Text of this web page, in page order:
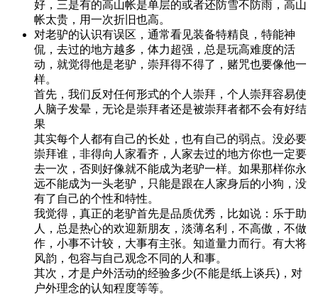
好，三是有的高山帐是单层的或者还防雪不防雨，高山
帐太贵，用一次折旧也高。
对老驴的认识有误区，通常看见装备特精良，特能神
侃，去过的地方越多，体力超强，总是玩高难度的活
动，就觉得他是老驴，崇拜得不得了，赌咒也要像他一
样。
首先，我们反对任何形式的个人崇拜，个人崇拜容易使
人脑子发晕，无论是崇拜者还是被崇拜者都不会有好结
果
其实每个人都有自己的长处，也有自己的弱点。没必要
崇拜谁，非得向人家看齐，人家去过的地方你也一定要
去一次，否则好像就不能成为老驴一样。如果那样你永
远不能成为一头老驴，只能是跟在人家身后的小狗，没
有了自己的个性和特性。
我觉得，真正的老驴首先是品质优秀，比如说：乐于助
人，总是热心的欢迎新朋友，淡薄名利，不高傲，不做
作，小事不计较，大事有主张。知道量力而行。有大将
风韵，包容与自己观念不同的人和事。
其次，才是户外活动的经验多少(不能是纸上谈兵)，对
户外理念的认知程度等等。